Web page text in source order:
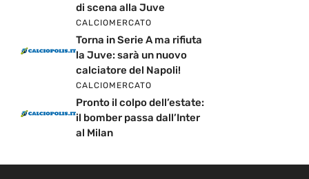
di scena alla Juve
CALCIOMERCATO
Torna in Serie A ma rifiuta
la Juve: sarà un nuovo
calciatore del Napoli!
CALCIOMERCATO
Pronto il colpo dell’estate:
il bomber passa dall’Inter
al Milan